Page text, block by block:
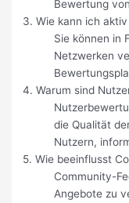
Bewertung
3. Wie kann ich
Sie können in
Netzwerken
4. Warum sind
die Qualität
Nutzern,
5. Wie beeinflusst
Community-
Angebote zu